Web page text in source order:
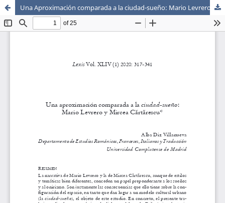
Una Aproximación comparada a la ciudad-sueño: Mario Levrero y Mircea C?rt?rescu